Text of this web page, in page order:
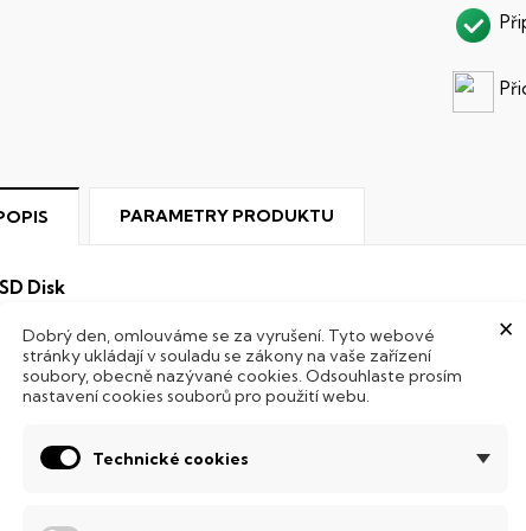
PARAMETRY PRODUKTU
Disk
stolní počítač je vybavenSSD(Solid State Drive)
(Hard Disk Drive) disků nedisponuje žádnými pohyblivými
poškození. Díky použití elektronické
mnohem
práci s daty.
Core™ i7
a rychlý procesor, který zvládne i náročné grafické
×
Dobrý den, omlouváme se za vyrušení. Tyto webové
stránky ukládají v souladu se zákony na vaše zařízení
soubory, obecně nazývané cookies. Odsouhlaste prosím
nastavení cookies souborů pro použití webu.
Technické cookies